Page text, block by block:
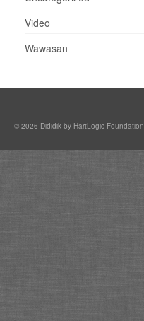
Video
Wawasan
© 2026 Dididik by HartLogic Foundation